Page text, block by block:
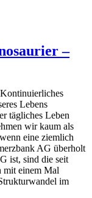
–
Lebens
tägliches Leben
wir kaum als
eine ziemlich
AG überholt
ist, sind die seit
mit einem Mal
im